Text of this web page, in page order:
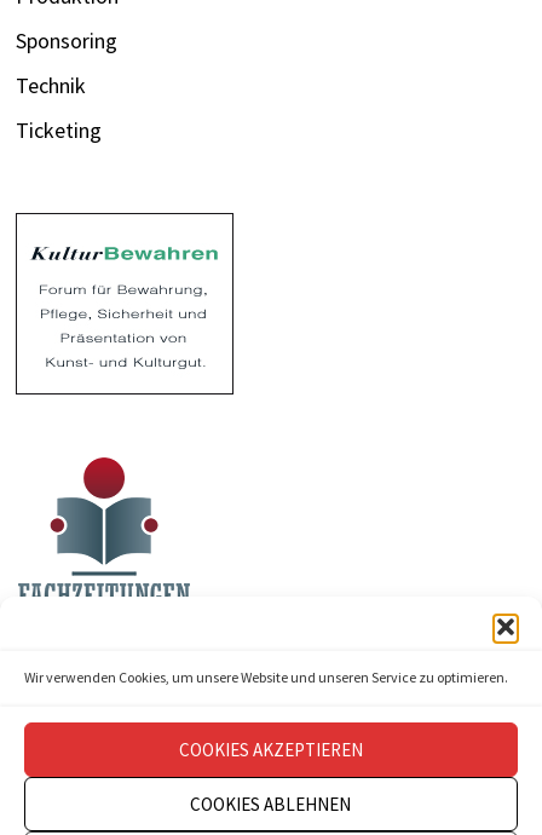
Wir verwenden Cookies, um unsere Website und unseren Service zu optimieren.
COOKIES AKZEPTIEREN
COOKIES ABLEHNEN
Sponsoring
Technik
Ticketing